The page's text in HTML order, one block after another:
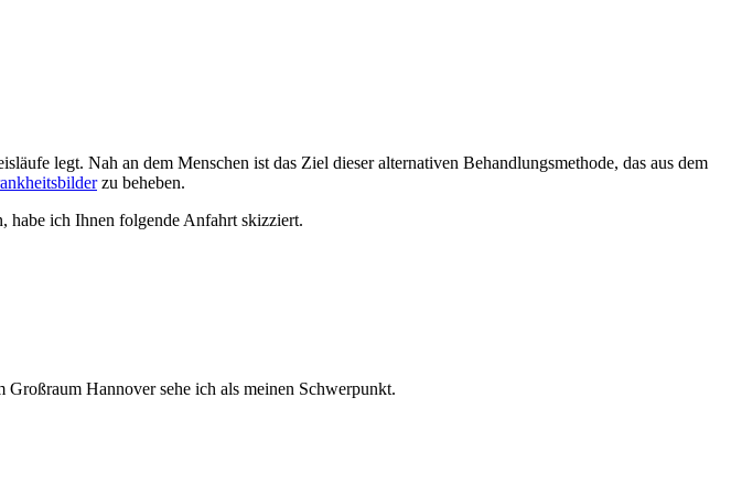
legt. Nah an dem Menschen ist das Ziel dieser alternativen Behandlungsmethode, das aus dem
zu beheben.
habe ich Ihnen folgende Anfahrt skizziert.
Hannover sehe ich als meinen Schwerpunkt.